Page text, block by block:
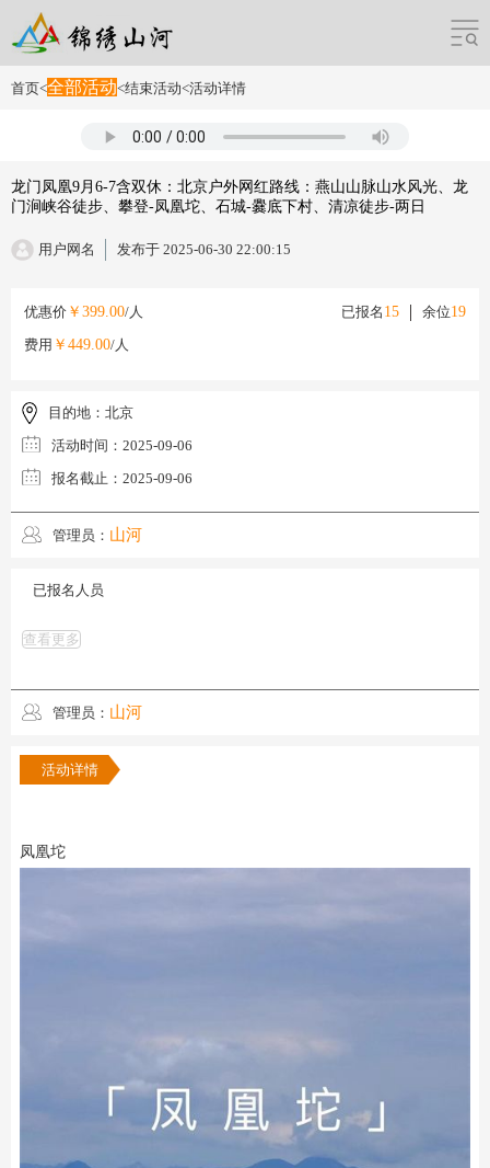
首页<全部活动<结束活动<活动详情
龙门凤凰9月6-7含双休：北京户外网红路线：燕山山脉山水风光、龙
门涧峡谷徒步、攀登-凤凰坨、石城-爨底下村、清凉徒步-两日
用户网名 发布于 2025-06-30 22:00:15
优惠价 ￥399.00/人 余位19
已报名 15
费用 ￥449.00/人
目的地： 北京
活动时间： 2025-09-06
报名截止： 2025-09-06
管理员： 山河
已报名人员
查看更多
管理员： 山河
活动详情
凤凰坨